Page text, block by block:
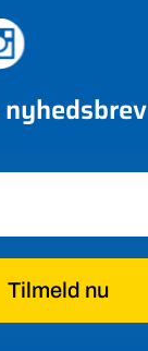
Tilmeld nu